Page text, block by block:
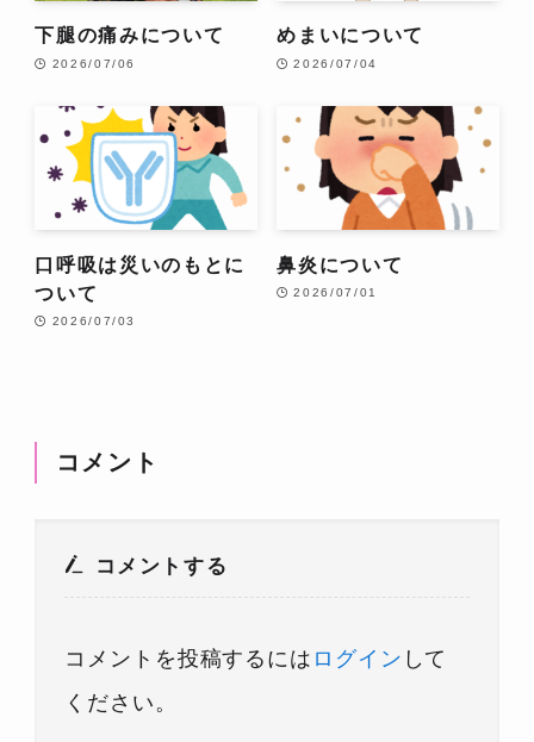
下腿の痛みについて
2026/07/06
めまいについて
2026/07/04
口呼吸は災いのもとに
ついて
2026/07/03
鼻炎について
2026/07/01
コメント
コメントする
コメントを投稿するには ログイン して
ください。